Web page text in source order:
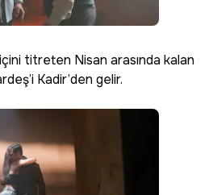
içini titreten Nisan arasında kalan
Kadir’den gelir.